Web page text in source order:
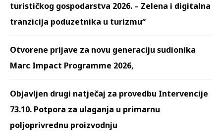
turističkog gospodarstva 2026. – Zelena i digitalna
tranzicija poduzetnika u turizmu“
Otvorene prijave za novu generaciju sudionika
Marc Impact Programme 2026,
Objavljen drugi natječaj za provedbu Intervencije
73.10. Potpora za ulaganja u primarnu
poljoprivrednu proizvodnju